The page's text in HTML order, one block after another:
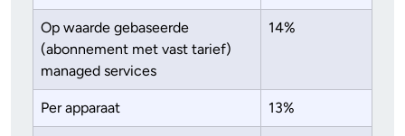
Op waarde gebaseerde
(abonnement met vast tarief)
managed services
14%
Per apparaat 13%